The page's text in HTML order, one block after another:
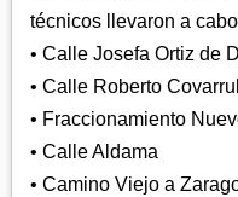
técnicos llevaron a
• Calle Josefa Ortiz de
• Calle Roberto
• Fraccionamiento
• Calle Aldama
• Camino Viejo a